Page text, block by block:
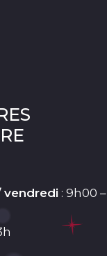
vendredi : 9h00 –